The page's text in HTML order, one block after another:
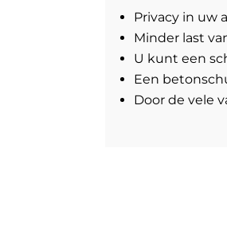
Privacy in uw
Minder last
U kunt een
Een
Door de vele